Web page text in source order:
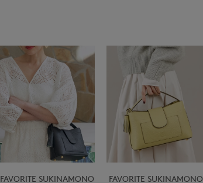
FAVORITE SUKINAMONO FAVORITE SUKINAMONO